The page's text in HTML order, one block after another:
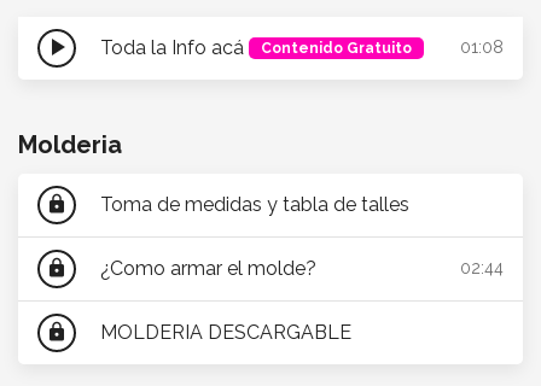
play_arrow Toda la Info acá Contenido Gratuito 01:08
Molderia
lock Toma de medidas y tabla de talles
lock ¿Como armar el molde? 02:44
lock MOLDERIA DESCARGABLE